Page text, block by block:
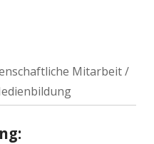
Mitarbeit /